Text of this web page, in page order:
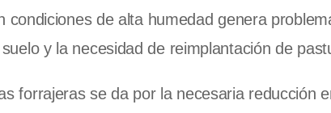
condiciones de alta humedad genera
y la necesidad de reimplantación de
forrajeras se da por la necesaria reducción